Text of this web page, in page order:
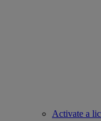
Activate a